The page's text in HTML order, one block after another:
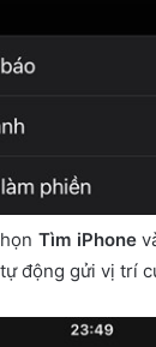
Tìm iPhone
động gửi vị trí